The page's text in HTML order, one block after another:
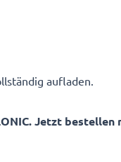
aufladen.
Jetzt